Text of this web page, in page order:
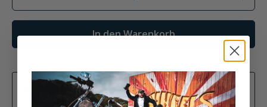
In den Warenkorb
Oder in einem Store abholen
Bitte wähle eine Variante, um die Verfügbarkeit im Store